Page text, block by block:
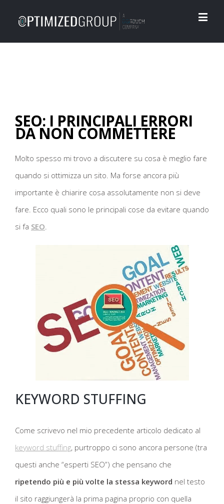
SEO: I PRINCIPALI ERRORI
DA NON COMMETTERE
Molto spesso mi trovo a discutere su cosa è meglio fare
quando si ottimizza un sito. Ma forse ancora più
importante è chiarire cosa assolutamente non si deve
fare. Ecco quali sono le principali cose da evitare quando
si fa SEO.
KEYWORD STUFFING
Come scrivevo nel mio precedente articolo dedicato al
keyword stuffing, purtroppo ci sono ancora persone (tra
questi anche “esperti SEO”) che pensano che
ripetendo più e più volte la stessa keyword nel testo
il sito raggiungerà la prima pagina proprio con quella